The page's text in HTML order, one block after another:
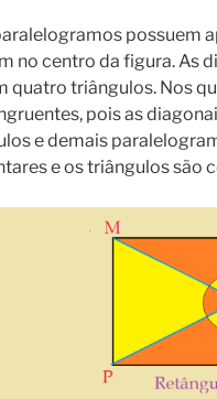
possuem
no centro da figura. As
quatro triângulos. Nos
pois as
e demais
e os triângulos são